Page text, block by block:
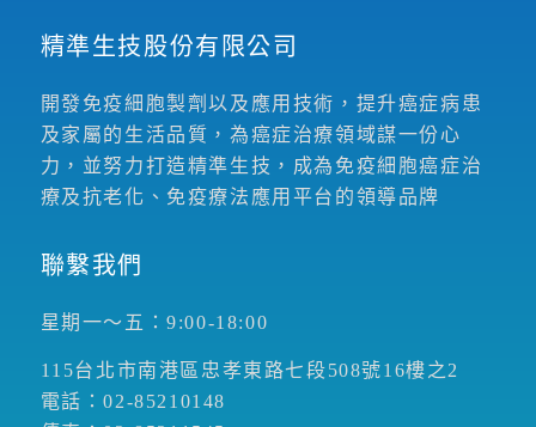
精準生技股份有限公司
開發免疫細胞製劑以及應用技術，提升癌症病患
及家屬的生活品質，為癌症治療領域謀一份心
力，並努力打造精準生技，成為免疫細胞癌症治
療及抗老化、免疫療法應用平台的領導品牌
聯繫我們
星期一～五：9:00-18:00
115台北市南港區忠孝東路七段508號16樓之2
電話：02-85210148